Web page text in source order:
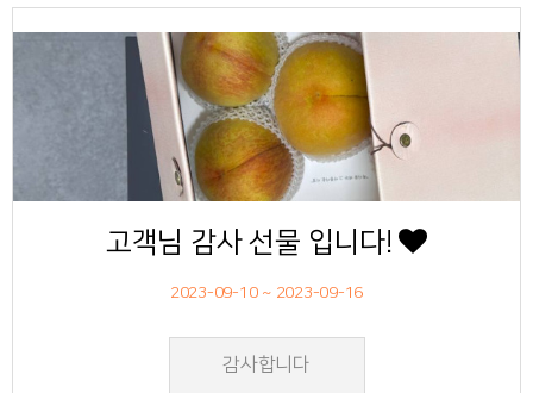
52
고객님 감사 선물 입니다!
2023-09-10 ~ 2023-09-16
감사합니다
작성자
작성일
조회